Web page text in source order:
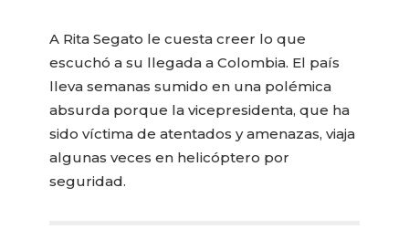
A Rita Segato le cuesta creer lo que
escuchó a su llegada a Colombia. El país
lleva semanas sumido en una polémica
absurda porque la vicepresidenta, que ha
sido víctima de atentados y amenazas, viaja
algunas veces en helicóptero por
seguridad.